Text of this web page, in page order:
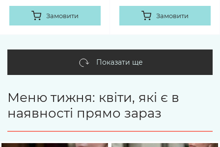
Замовити Замовити
Показати ще
Меню тижня: квіти, які є в
наявності прямо зараз